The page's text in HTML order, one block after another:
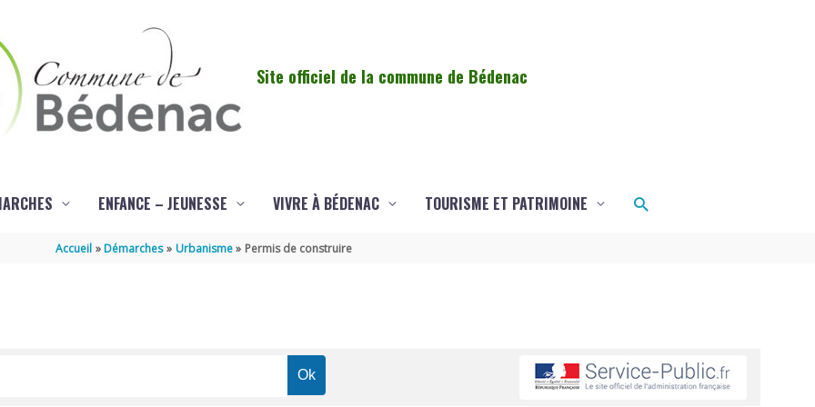
Site officiel de la commune de Bédenac
ENFANCE – JEUNESSE VIVRE À BÉDENAC TOURISME ET PATRIMOINE Rechercher
Accueil Démarches Urbanisme Permis de construire